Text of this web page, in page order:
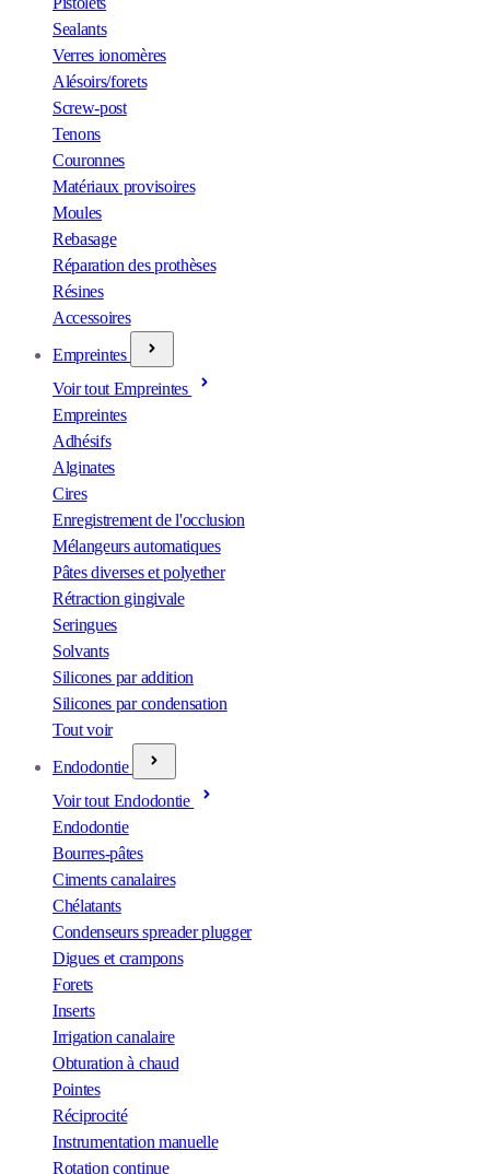
Sealants
Verres ionomères
Alésoirs/forets
Screw-post
Tenons
Couronnes
Matériaux provisoires
Moules
Rebasage
Réparation des prothèses
Résines
Accessoires
Empreintes
Voir tout Empreintes
Empreintes
Adhésifs
Alginates
Cires
Enregistrement de l'occlusion
Mélangeurs automatiques
Pâtes diverses et polyether
Rétraction gingivale
Seringues
Solvants
Silicones par addition
Silicones par condensation
Tout voir
Endodontie
Voir tout Endodontie
Endodontie
Bourres-pâtes
Ciments canalaires
Chélatants
Condenseurs spreader plugger
Digues et crampons
Forets
Inserts
Irrigation canalaire
Obturation à chaud
Pointes
Réciprocité
Instrumentation manuelle
Rotation continue